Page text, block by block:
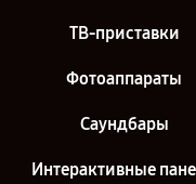
ТВ-приставки
Фотоаппараты
Саундбары
Интерактивные